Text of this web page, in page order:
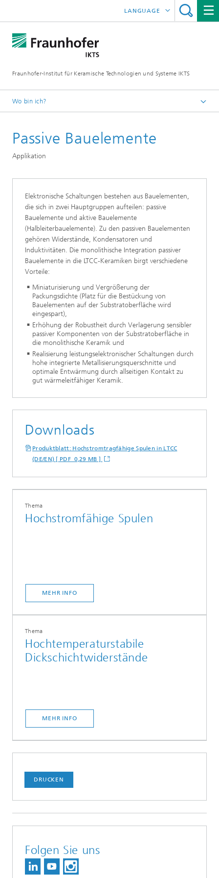
Fraunhofer-Institut für Keramische Technologien und Systeme IKTS
LANGUAGE
ČESKÝ
Wo bin ich?
Abteilungen
Mikrosysteme, LTCC und HTCC
Passive Bauelemente
Applikation
Elektronische Schaltungen bestehen aus Bauelementen,
die sich in zwei Hauptgruppen aufteilen: passive
Bauelemente und aktive Bauelemente
(Halbleiterbauelemente). Zu den passiven Bauelementen
gehören Widerstände, Kondensatoren und
Induktivitäten. Die monolithische Integration passiver
Bauelemente in die LTCC-Keramiken birgt verschiedene
Vorteile:
Miniaturisierung und Vergrößerung der
Packungsdichte (Platz für die Bestückung von
Bauelementen auf der Substratoberfläche wird
eingespart),
Erhöhung der Robustheit durch Verlagerung sensibler
passiver Komponenten von der Substratoberfläche in
die monolithische Keramik und
Realisierung leistungselektronischer Schaltungen durch
hohe integrierte Metallisierungsquerschnitte und
optimale Entwärmung durch allseitigen Kontakt zu
gut wärmeleitfähiger Keramik.
Downloads
Produktblatt: Hochstromtragfähige Spulen in LTCC
(DE/EN) [ PDF 0,29 MB ]
Thema
Hochstromfähige Spulen
MEHR INFO
Thema
Hochtemperaturstabile
Dickschichtwiderstände
MEHR INFO
DRUCKEN
Folgen Sie uns